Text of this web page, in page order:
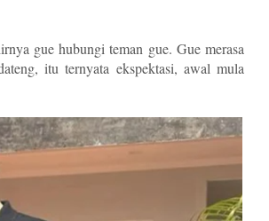
gue hubungi teman gue. Gue merasa
itu ternyata ekspektasi, awal mula